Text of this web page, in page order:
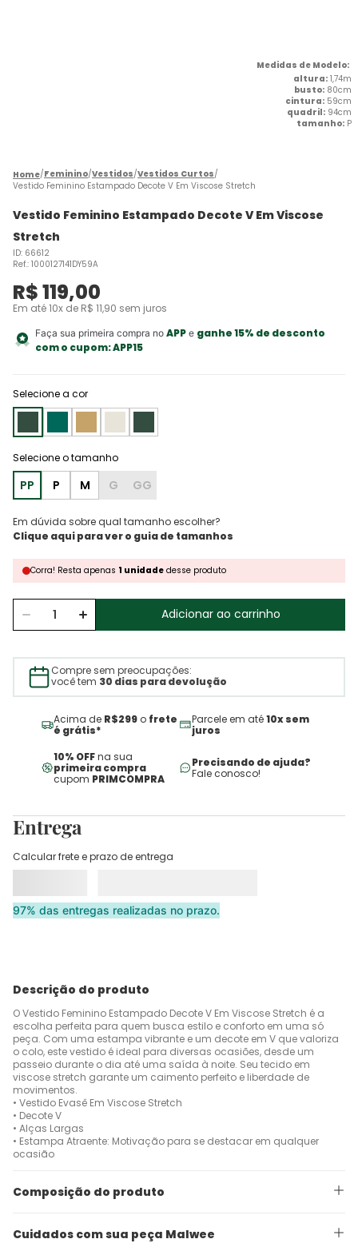
altura: 1,74m
busto: 80cm
cintura: 59cm
quadril: 94cm
tamanho: P
Feminino Vestidos Vestidos Curtos
Vestido Feminino Estampado Decote V Em Viscose Stretch
Vestido Feminino Estampado Decote V Em Viscose
Stretch
ID: 66612
Ref.: 1000127141DY59A
R$119,00
Em até10x de R$ 11,90 sem juros
Faça sua primeira compra no APPe ganhe 15% de desconto
com o cupom:APP15
Selecione a cor
PP P M G GG
Em dúvida sobre qual tamanho escolher?
Corra! Resta apenas 1 unidade desse produto
Adicionar ao carrinho
Compre sem preocupações:
você tem 30 dias para devolução
Acima de R$299 o frete
é grátis*
Parcele em até10x sem
juros
10% OFFna sua
primeira compra
cupom PRIMCOMPRA
Precisando de ajuda?
Fale conosco!
Entrega
Calcular frete e prazo de entrega
97% das entregas realizadas no prazo.
Descrição do produto
O Vestido Feminino Estampado Decote V Em Viscose Stretch é a
escolha perfeita para quem busca estilo e conforto em uma só
peça. Com uma estampa vibrante e um decote em V que valoriza
o colo, este vestido é ideal para diversas ocasiões, desde um
passeio durante o dia até uma saída à noite. Seu tecido em
viscose stretch garante um caimento perfeito e liberdade de
movimentos.
• Vestido Evasê Em Viscose Stretch
• Decote V
• Alças Largas
• Estampa Atraente: Motivação para se destacar em qualquer
ocasião
Composição do produto
Cuidados com sua peça Malwee